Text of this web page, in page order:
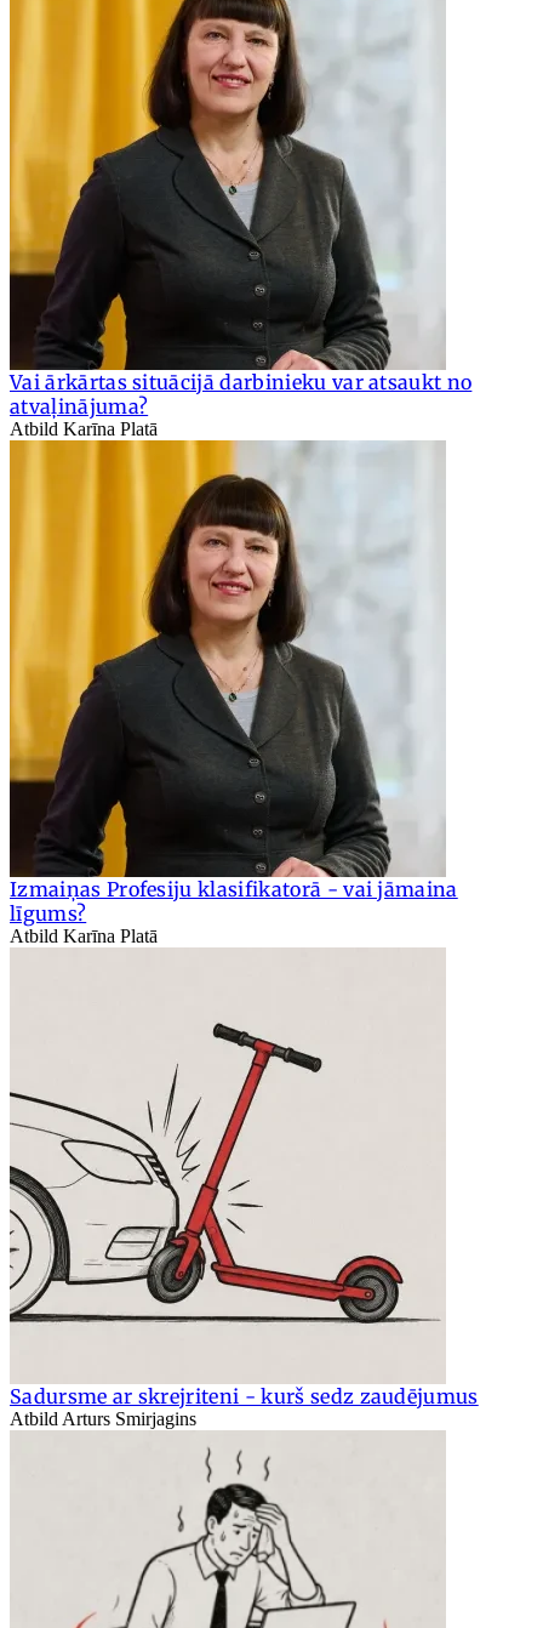
Vai ārkārtas situācijā darbinieku var atsaukt no
atvaļinājuma?
Atbild Karīna Platā
Izmaiņas Profesiju klasifikatorā - vai jāmaina
līgums?
Atbild Karīna Platā
Sadursme ar skrejriteni - kurš sedz zaudējumus
Atbild Arturs Smirjagins